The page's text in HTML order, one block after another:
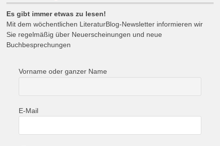
Es gibt immer etwas zu lesen!
Mit dem wöchentlichen LiteraturBlog-Newsletter informieren wir
Sie regelmäßig über Neuerscheinungen und neue
Buchbesprechungen
Vorname oder ganzer Name
E-Mail